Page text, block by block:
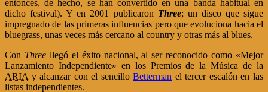
entonces, de hecho, se han convertido en una banda habitual en
dicho festival). Y en 2001 publicaron Three; un disco que sigue
impregnado de las primeras influencias pero que evoluciona hacia el
bluegrass, unas veces más cercano al country y otras más al blues.
Con Threellegó el éxito nacional, al ser reconocido como «Mejor
Lanzamiento Independiente» en los Premios de la Música de la
ARIA y alcanzar con el sencilloBetterman el tercer escalón en las
listas independientes.